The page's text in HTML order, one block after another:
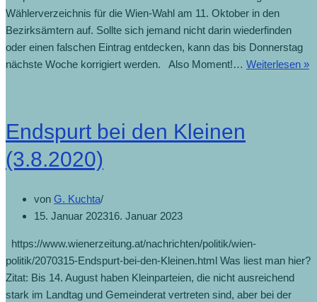
Wählerverzeichnis für die Wien-Wahl am 11. Oktober in den
Bezirksämtern auf. Sollte sich jemand nicht darin wiederfinden
oder einen falschen Eintrag entdecken, kann das bis Donnerstag
nächste Woche korrigiert werden. Also Moment!… Weiterlesen »
Endspurt bei den Kleinen
(3.8.2020)
von G. Kuchta
15. Januar 202316. Januar 2023
https://www.wienerzeitung.at/nachrichten/politik/wien-
politik/2070315-Endspurt-bei-den-Kleinen.html Was liest man hier?
Zitat: Bis 14. August haben Kleinparteien, die nicht ausreichend
stark im Landtag und Gemeinderat vertreten sind, aber bei der